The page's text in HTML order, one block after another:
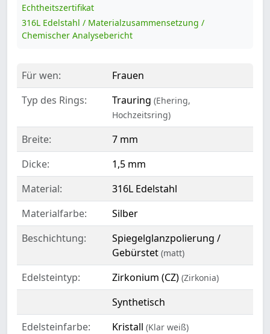
Echtheitszertifikat
316L Edelstahl / Materialzusammensetzung /
Chemischer Analysebericht
Für wen:
Frauen
Typ des Rings:
Trauring (Ehering,
Hochzeitsring)
Breite:
7 mm
Dicke:
1,5 mm
Material:
316L Edelstahl
Materialfarbe:
Silber
Beschichtung:
Spiegelglanzpolierung /
Gebürstet (matt)
Edelsteintyp: Zirkonium (CZ) (Zirkonia)
Synthetisch
Edelsteinfarbe:
Kristall (Klar weiß)